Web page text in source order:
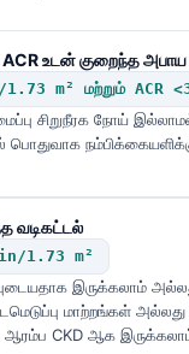
ACR உடன் குறைந்த அபாய
m² மற்றும் ACR
சிறுநீரக நோய்
பொதுவாக
வடிகட்டல்
1.73 m²
இருக்கலாம்
மாற்றங்கள் அல்லது
ஆரம்ப CKD ஆக